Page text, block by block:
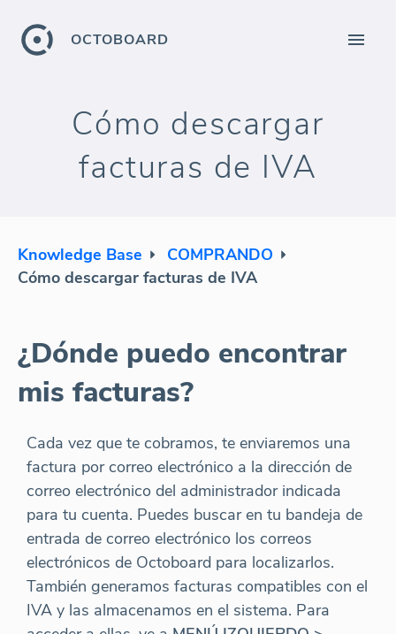
OCTOBOARD
Cómo descargar
facturas de IVA
Knowledge Base
COMPRANDO
Cómo descargar facturas de IVA
¿Dónde puedo encontrar
mis facturas?
Cada vez que te cobramos, te enviaremos una
factura por correo electrónico a la dirección de
correo electrónico del administrador indicada
para tu cuenta. Puedes buscar en tu bandeja de
entrada de correo electrónico los correos
electrónicos de Octoboard para localizarlos.
También generamos facturas compatibles con el
IVA y las almacenamos en el sistema. Para